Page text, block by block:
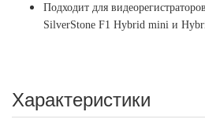
Подходит для
SilverStone F1 Hybrid mini и
Характеристики